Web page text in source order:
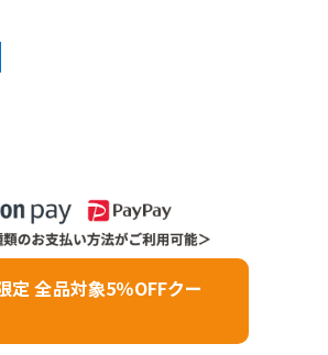
全品対象5％OFFクー